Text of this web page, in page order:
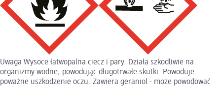
Uwaga Wysoce łatwopalna ciecz i pary. Działa szkodliwie na
organizmy wodne, powodując długotrwałe skutki. Powoduje
poważne uszkodzenie oczu. Zawiera geraniol - może powodować